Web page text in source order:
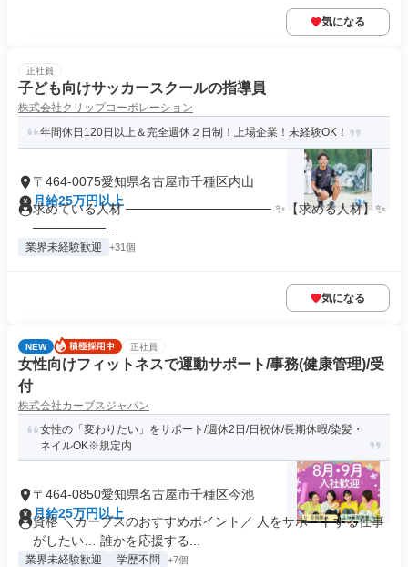
気になる
正社員
子ども向けサッカースクールの指導員
株式会社クリップコーポレーション
年間休日120日以上＆完全週休２日制！上場企業！未経験OK！
〒464-0075愛知県名古屋市千種区内山
月給25万円以上
求めている人材 ──────────────── ✨【求める人材】✨
────────...
業界未経験歓迎 +31個
気になる
NEW 正社員
女性向けフィットネスで運動サポート/事務(健康管理)/受
付
株式会社カーブスジャパン
女性の「変わりたい」をサポート/週休2日/日祝休/長期休暇/染髪・
ネイルOK※規定内
〒464-0850愛知県名古屋市千種区今池
月給25万円以上
資格 ＼カーブスのおすすめポイント／ 人をサポートする仕事
がしたい… 誰かを応援する...
業界未経験歓迎 学歴不問 +7個